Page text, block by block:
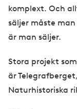
komplext. Och
säljer måste
är man säljer.
Stora projekt
är
Naturhistoriska